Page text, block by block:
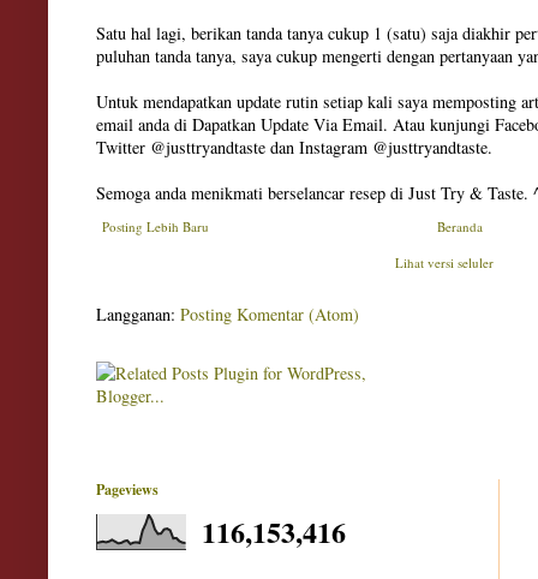
Satu hal lagi, berikan tanda tanya cukup 1 (satu) saja diakhir
puluhan tanda tanya, saya cukup mengerti dengan pertanyaan
Untuk mendapatkan update rutin setiap kali saya memposting
email anda di Dapatkan Update Via Email. Atau kunjungi
Twitter @justtryandtaste dan Instagram @justtryandtaste.
Semoga anda menikmati berselancar resep di Just Try & Taste.
Posting Lebih Baru
Beranda
Lihat versi seluler
Langganan: Posting Komentar (Atom)
Pageviews
116,153,416